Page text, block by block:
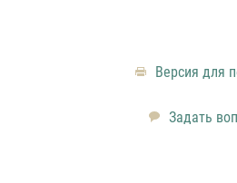
Версия для
Задать